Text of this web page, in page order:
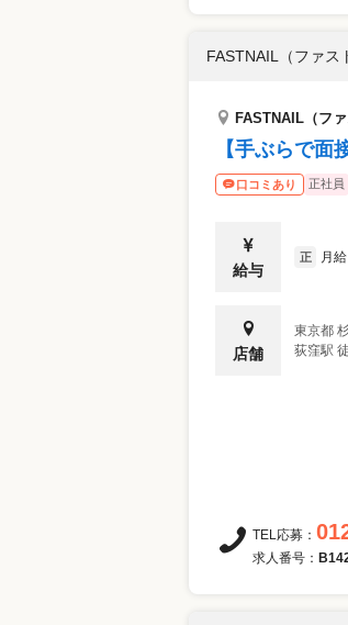
FASTNAIL（ファス
FASTNAIL（フ
【手ぶらで
口コミあり 正社員
給与
正 月給
店舗
東京都
荻窪駅
TEL応募：
求人番号：